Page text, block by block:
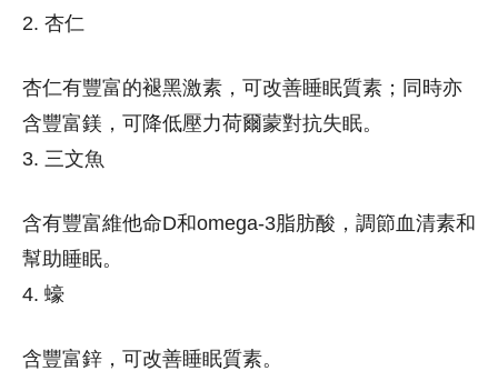
2. 杏仁
杏仁有豐富的褪黑激素，可改善睡眠質素；同時亦
含豐富鎂，可降低壓力荷爾蒙對抗失眠。
3. 三文魚
含有豐富維他命D和omega-3脂肪酸，調節血清素和
幫助睡眠。
4. 蠔
含豐富鋅，可改善睡眠質素。